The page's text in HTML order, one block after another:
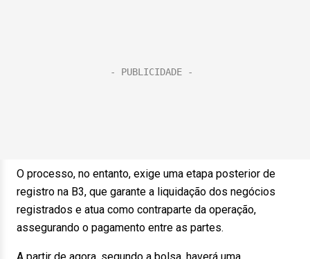
O processo, no entanto, exige uma etapa posterior de
registro na B3, que garante a liquidação dos negócios
registrados e atua como contraparte da operação,
assegurando o pagamento entre as partes.